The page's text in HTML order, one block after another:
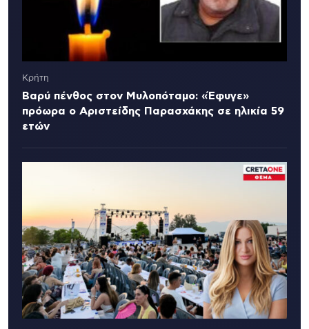
Κρήτη
Βαρύ πένθος στον Μυλοπόταμο: «Έφυγε»
πρόωρα ο Αριστείδης Παρασχάκης σε ηλικία 59
ετών